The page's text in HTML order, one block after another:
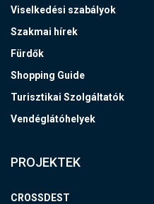
Viselkedési szabályok
Szakmai hírek
Fürdők
Shopping Guide
Turisztikai Szolgáltatók
Vendéglátóhelyek
PROJEKTEK
CROSSDEST